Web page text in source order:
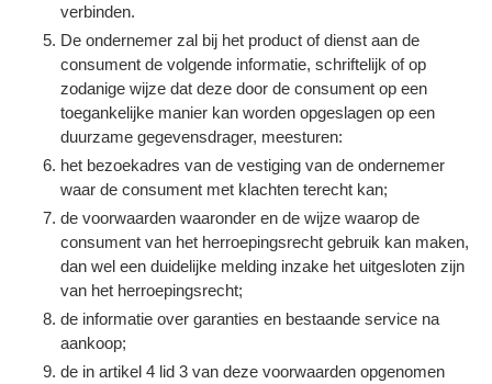
verbinden.
De ondernemer zal bij het product of dienst aan de
consument de volgende informatie, schriftelijk of op
zodanige wijze dat deze door de consument op een
toegankelijke manier kan worden opgeslagen op een
duurzame gegevensdrager, meesturen:
het bezoekadres van de vestiging van de ondernemer
waar de consument met klachten terecht kan;
de voorwaarden waaronder en de wijze waarop de
consument van het herroepingsrecht gebruik kan maken,
dan wel een duidelijke melding inzake het uitgesloten zijn
van het herroepingsrecht;
de informatie over garanties en bestaande service na
aankoop;
de in artikel 4 lid 3 van deze voorwaarden opgenomen